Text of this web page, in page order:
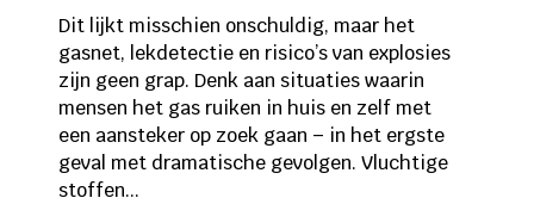
Dit lijkt misschien onschuldig, maar het
gasnet, lekdetectie en risico’s van explosies
zijn geen grap. Denk aan situaties waarin
mensen het gas ruiken in huis en zelf met
een aansteker op zoek gaan – in het ergste
geval met dramatische gevolgen. Vluchtige
stoffen...